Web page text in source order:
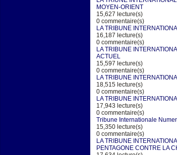
MOYEN-ORIENT
15,627 lecture(s)
0 commentaire(s)
LA TRIBUNE
16,187 lecture(s)
0 commentaire(s)
LA TRIBUNE
ACTUEL
15,597 lecture(s)
0 commentaire(s)
LA TRIBUNE
18,515 lecture(s)
0 commentaire(s)
LA TRIBUNE
17,943 lecture(s)
0 commentaire(s)
Tribune Internationale
15,350 lecture(s)
0 commentaire(s)
LA TRIBUNE
PENTAGONE CONTRE LA